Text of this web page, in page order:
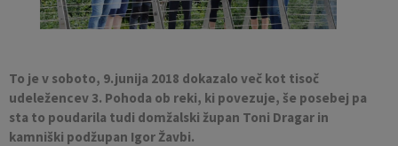
To je v soboto, 9.junija 2018 dokazalo več kot tisoč
udeležencev 3. Pohoda ob reki, ki povezuje, še posebej pa
sta to poudarila tudi domžalski župan Toni Dragar in
kamniški podžupan Igor Žavbi.
Pobratene občine
Občina Moravče
Občinska volilna komisija
Državni organi
Mladi
Zapuščene živali
Srednja šola Domžale
Urejanje javnih površin
Pomembni kontakti
Glasilo Slamnik